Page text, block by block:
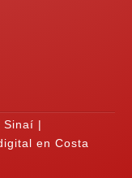
Sinaí |
en Costa